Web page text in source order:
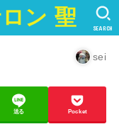
ン 聖 SEARCH
sei
送る Pocket